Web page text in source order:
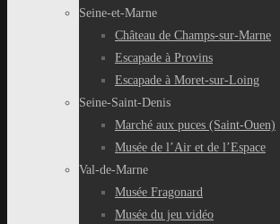
Seine-et-Marne
Château de Champs-sur-Marne
Escapade à Provins
Escapade à Moret-sur-Loing
Seine-Saint-Denis
Marché aux puces (Saint-Ouen)
Musée de l’Air et de l’Espace
Val-de-Marne
Musée Fragonard
Musée du jeu vidéo